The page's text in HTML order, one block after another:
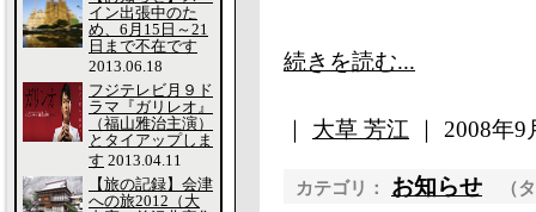
続きを読む...
大草 芳江 ｜ 2008年
カテゴリ： お知らせ （
イン出張中のた
め、6月15日～21
日まで不在です
2013.06.18
フジテレビ月９ド
ラマ『ガリレオ』
（福山雅治主演）
とタイアップしま
す 2013.04.11
【旅の記録】会津
への旅2012（大